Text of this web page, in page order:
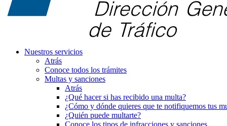
Nuestros servicios
Atrás
Conoce todos los trámites
Multas y sanciones
Atrás
¿Qué hacer si has recibido una multa?
¿Cómo y dónde quieres que te notifiquemos tus
¿Quién puede multarte?